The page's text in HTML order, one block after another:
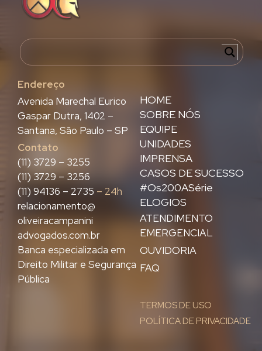
Endereço
HOME
SOBRE NÓS
EQUIPE
UNIDADES
IMPRENSA
CASOS DE SUCESSO
#Os200ASérie
ELOGIOS
ATENDIMENTO
EMERGENCIAL
OUVIDORIA
FAQ
TERMOS DE USO
POLÍTICA DE PRIVACIDADE
Avenida Marechal Eurico
Gaspar Dutra, 1402 –
Santana, São Paulo – SP
Contato
(11) 3729 – 3255
(11) 3729 – 3256
(11) 94136 – 2735 – 24h
relacionamento@
oliveiracampanini
advogados.com.br
Banca especializada em
Direito Militar e Segurança
Pública